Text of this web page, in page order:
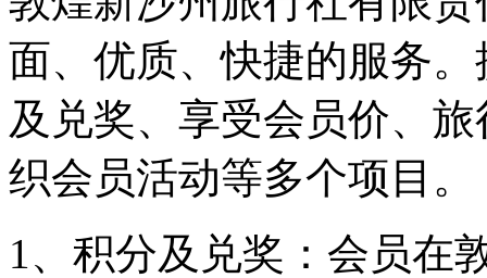
面、优质、快捷的服务
及兑奖、享受会员价、
织会员活动等多个项目。
1、积分及兑奖：会员在